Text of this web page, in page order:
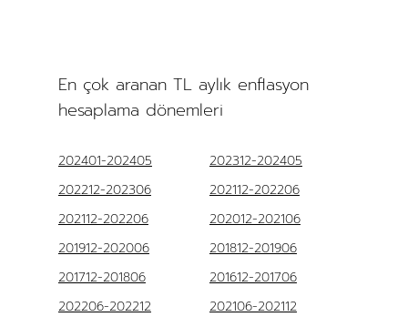
En çok aranan TL aylık enflasyon
hesaplama dönemleri
202401-202405
202312-202405
202212-202306
202112-202206
202112-202206
202012-202106
201912-202006
201812-201906
201712-201806
201612-201706
202206-202212
202106-202112